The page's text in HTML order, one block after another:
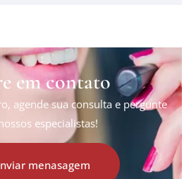
em contato
agende sua consulta e pergunte
especialistas!
menasagem